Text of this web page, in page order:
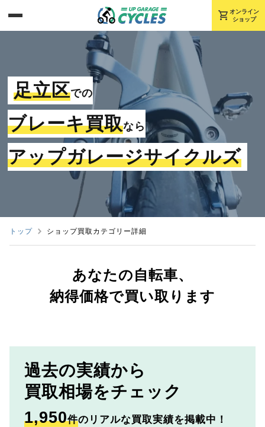
shopping_cart オンライン
ショップ
足立区での
ブレーキ買取なら
アップガレージサイクルズ
トップ ショップ買取カテゴリー詳細
あなたの自転車、
納得価格で買い取ります
過去の実績から
買取相場をチェック
1,950件のリアルな買取実績を掲載中！